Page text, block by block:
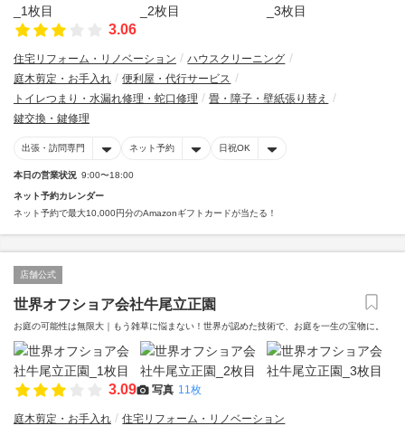
3.06
住宅リフォーム・リノベーション
ハウスクリーニング
庭木剪定・お手入れ
便利屋・代行サービス
トイレつまり・水漏れ修理・蛇口修理
畳・障子・壁紙張り替え
鍵交換・鍵修理
出張・訪問専門 ネット予約 日祝OK
本日の営業状況 9:00〜18:00
ネット予約カレンダー
ネット予約で最大10,000円分のAmazonギフトカードが当たる！
店舗公式
世界オフショア会社牛尾立正園
お庭の可能性は無限大｜もう雑草に悩まない！世界が認めた技術で、お庭を一生の宝物に。
3.09 写真 11枚
庭木剪定・お手入れ 住宅リフォーム・リノベーション